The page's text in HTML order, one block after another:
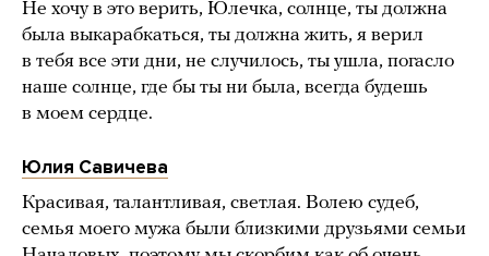
Не хочу в это верить, Юлечка, солнце, ты должна
была выкарабкаться, ты должна жить, я верил
в тебя все эти дни, не случилось, ты ушла, погасло
наше солнце, где бы ты ни была, всегда будешь
в моем сердце.
Юлия Савичева
Красивая, талантливая, светлая. Волею судеб,
семья моего мужа были близкими друзьями семьи